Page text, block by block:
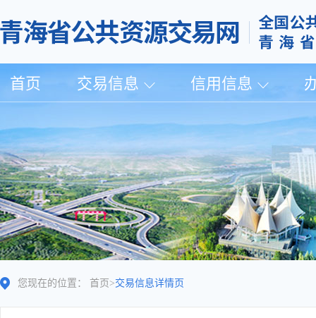
首页 交易信息 信用信息
您现在的位置： 首页 >交易信息详情页